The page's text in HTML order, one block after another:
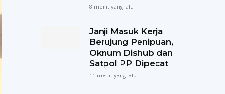
8 menit yang lalu
Janji Masuk Kerja
Berujung Penipuan,
Oknum Dishub dan
Satpol PP Dipecat
11 menit yang lalu